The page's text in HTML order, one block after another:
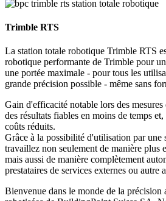
Trimble RTS
La station totale robotique Trimble RTS
robotique performante de Trimble pour
une portée maximale - pour tous les
grande précision possible - même sans
Gain d'efficacité notable lors des
des résultats fiables en moins de temps
coûts réduits.
Grâce à la possibilité d'utilisation par une
travaillez non seulement de manière plus
mais aussi de manière complètement
prestataires de services externes ou autre
Bienvenue dans le monde de la précision